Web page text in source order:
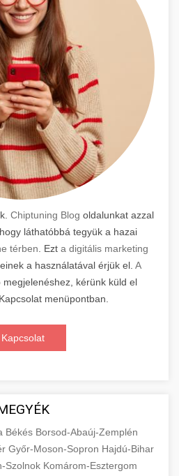
Chiptuning Blog oldalunkat azzal
láthatóbbá tegyük a hazai
térben . Ezt a digitális marketing
a használatával érjük el. A
megjelenéshez, kérünk küld el
menüpontban.
Kapcsolat
Békés Borsod-Abaúj-Zemplén
Győr-Moson-Sopron Hajdú-Bihar
Szolnok Komárom-Esztergom